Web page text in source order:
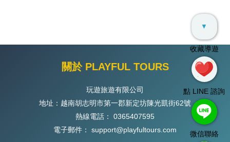
關於 PLAYFUL TOURS
玩遊旅遊有限公司
地址：越南胡志明市第一郡新定坊陳光凱街62號
熱線電話： 0365407595
電子郵件： support@playfultours.com
▼
收藏導遊
點 LINE 諮詢
微信聯絡